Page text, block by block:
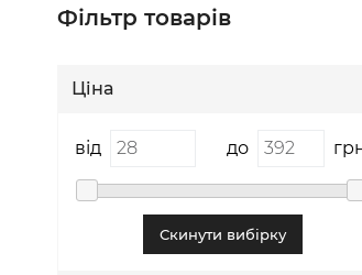
Фільтр товарів
Ціна
від до
Скинути вибірку